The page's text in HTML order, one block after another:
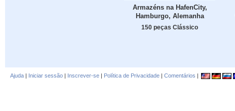
Armazéns na HafenCity,
Hamburgo, Alemanha
150 peças Clássico
Ajuda | Iniciar sessão | Inscrever-se | Política de Privacidade | Comentários |